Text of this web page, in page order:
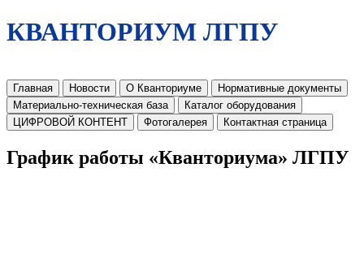
КВАНТОРИУМ ЛГПУ
Главная Новости О Кванториуме
Нормативные документы
Материально-техническая база
Каталог оборудования
ЦИФРОВОЙ КОНТЕНТ
Фотогалерея Контактная страница
График работы «Кванториума» ЛГПУ